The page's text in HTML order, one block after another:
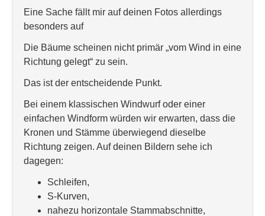
Eine Sache fällt mir auf deinen Fotos allerdings
besonders auf
Die Bäume scheinen nicht primär „vom Wind in eine
Richtung gelegt“ zu sein.
Das ist der entscheidende Punkt.
Bei einem klassischen Windwurf oder einer
einfachen Windform würden wir erwarten, dass die
Kronen und Stämme überwiegend dieselbe
Richtung zeigen. Auf deinen Bildern sehe ich
dagegen:
Schleifen,
S-Kurven,
nahezu horizontale Stammabschnitte,